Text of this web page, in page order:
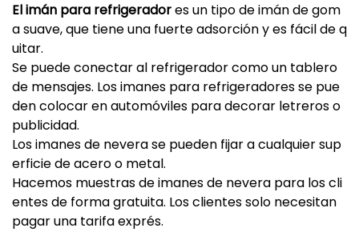
El imán para refrigeradores un tipo de imán de gom
a suave, que tiene una fuerte adsorción y es fácil de q
uitar.
Se puede conectar al refrigerador como un tablero
de mensajes. Los imanes para refrigeradores se pue
den colocar en automóviles para decorar letreros o
publicidad.
Los imanes de nevera se pueden fijar a cualquier sup
erficie de acero o metal.
Hacemos muestras de imanes de nevera para los cli
entes de forma gratuita. Los clientes solo necesitan
pagar una tarifa exprés.